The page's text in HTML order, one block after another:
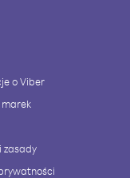
o Viber
zasady